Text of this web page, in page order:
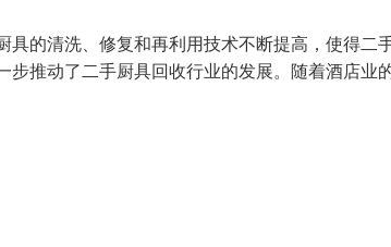
的清洗、修复和再利用技术不断提高，使得二
推动了二手厨具回收行业的发展。随着酒店业